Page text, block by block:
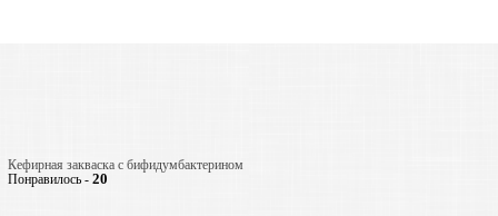
Кефирная закваска с бифидумбактерином
Понравилось - 20